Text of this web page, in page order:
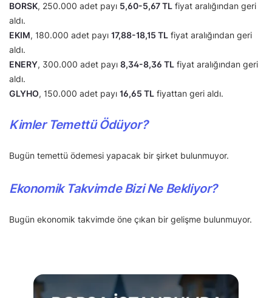
BORSK, 250.000 adet payı 5,60-5,67 TL fiyat aralığından geri
aldı.
EKIM, 180.000 adet payı 17,88-18,15 TL fiyat aralığından geri
aldı.
ENERY, 300.000 adet payı 8,34-8,36 TL fiyat aralığından geri
aldı.
GLYHO, 150.000 adet payı 16,65 TL fiyattan geri aldı.
Kimler Temettü Ödüyor?
Bugün temettü ödemesi yapacak bir şirket bulunmuyor.
Ekonomik Takvimde Bizi Ne Bekliyor?
Bugün ekonomik takvimde öne çıkan bir gelişme bulunmuyor.